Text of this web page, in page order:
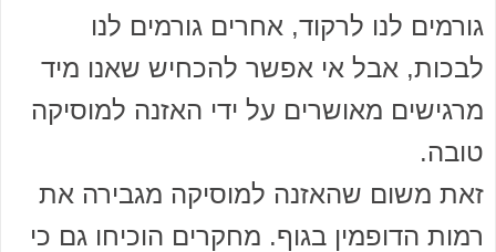
גורמים לנו לרקוד, אחרים גורמים לנו
לבכות, אבל אי אפשר להכחיש שאנו מיד
מרגישים מאושרים על ידי האזנה למוסיקה
טובה.
זאת משום שהאזנה למוסיקה מגבירה את
רמות הדופמין בגוף. מחקרים הוכיחו גם כי